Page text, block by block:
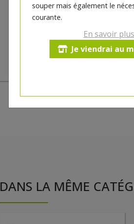
souper mais également le
courante.
En savoir plus
Je viendrai au
DANS LA MÊME